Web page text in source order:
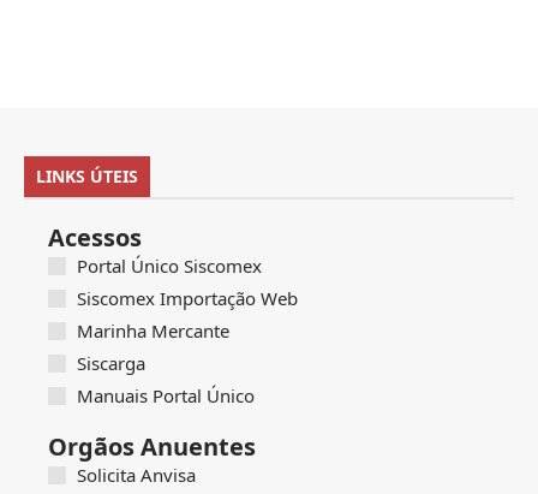
LINKS ÚTEIS
Acessos
Portal Único Siscomex
Siscomex Importação Web
Marinha Mercante
Siscarga
Manuais Portal Único
Orgãos Anuentes
Solicita Anvisa